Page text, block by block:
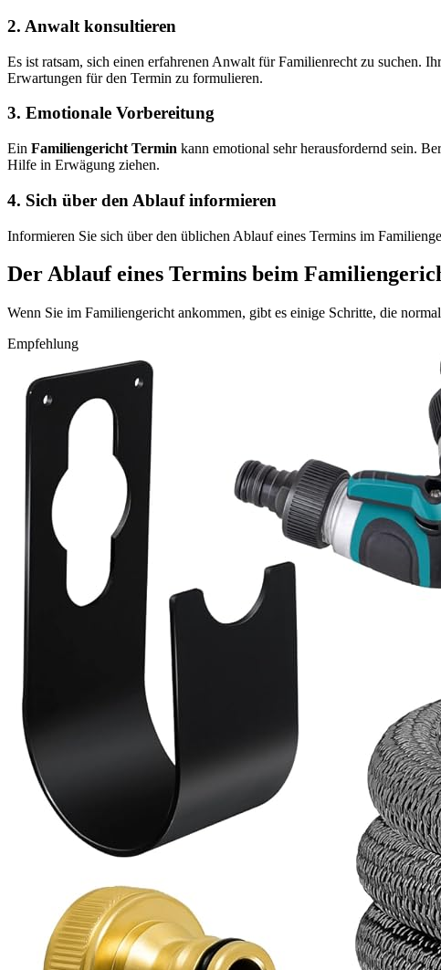
2. Anwalt konsultieren
Es ist ratsam, sich einen erfahrenen Anwalt für Familienrecht zu suchen.
Erwartungen für den Termin zu formulieren.
3. Emotionale Vorbereitung
Ein Familiengericht Termin kann emotional sehr herausfordernd sein.
Hilfe in Erwägung ziehen.
4. Sich über den Ablauf informieren
Informieren Sie sich über den üblichen Ablauf eines Termins im
Der Ablauf eines Termins beim
Wenn Sie im Familiengericht ankommen, gibt es einige Schritte, die
Empfehlung